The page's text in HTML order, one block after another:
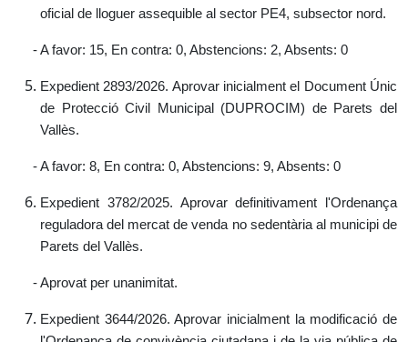
oficial de lloguer assequible al sector PE4, subsector nord.
- A favor: 15, En contra: 0, Abstencions: 2, Absents: 0
Expedient 2893/2026. Aprovar inicialment el Document Únic
de Protecció Civil Municipal (DUPROCIM) de Parets del
Vallès.
- A favor: 8, En contra: 0, Abstencions: 9, Absents: 0
Expedient 3782/2025. Aprovar definitivament l'Ordenança
reguladora del mercat de venda no sedentària al municipi de
Parets del Vallès.
- Aprovat per unanimitat.
Expedient 3644/2026. Aprovar inicialment la modificació de